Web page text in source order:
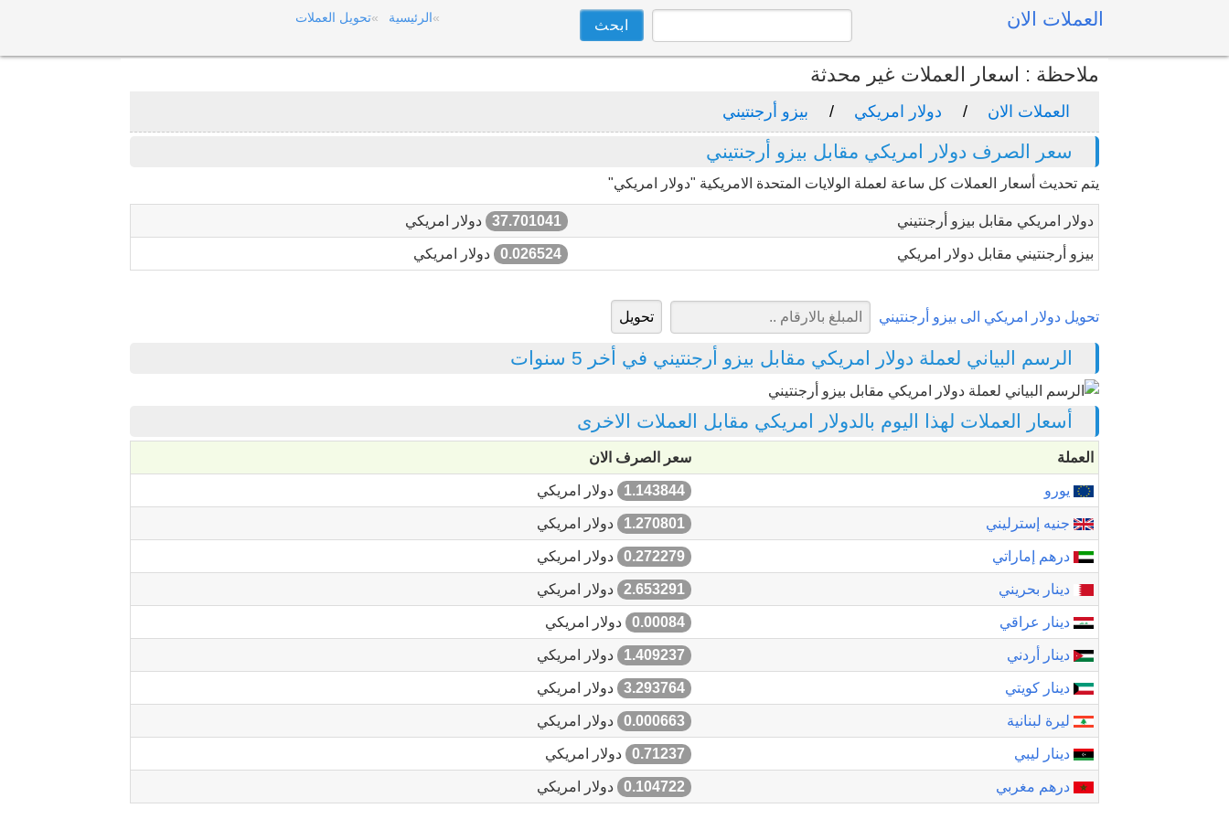
العملات الان الرئيسية تحويل العملات
ملاحظة : اسعار العملات غير محدثة
العملات الان دولار امريكي بيزو أرجنتيني
سعر الصرف دولار امريكي مقابل بيزو أرجنتيني
يتم تحديث أسعار العملات كل ساعة لعملة الولايات المتحدة الامريكية "دولار امريكي"
دولار امريكي مقابل بيزو أرجنتيني 37.701041 دولار امريكي
بيزو أرجنتيني مقابل دولار امريكي 0.026524 دولار امريكي
تحويل دولار امريكي الى بيزو أرجنتيني
الرسم البياني لعملة دولار امريكي مقابل بيزو أرجنتيني في أخر 5 سنوات
أسعار العملات لهذا اليوم بالدولار امريكي مقابل العملات الاخرى
العملة سعر الصرف الان
يورو 1.143844 دولار امريكي
جنيه إسترليني 1.270801 دولار امريكي
درهم إماراتي 0.272279 دولار امريكي
دينار بحريني 2.653291 دولار امريكي
دينار عراقي 0.00084 دولار امريكي
دينار أردني 1.409237 دولار امريكي
دينار كويتي 3.293764 دولار امريكي
ليرة لبنانية 0.000663 دولار امريكي
دينار ليبي 0.71237 دولار امريكي
درهم مغربي 0.104722 دولار امريكي